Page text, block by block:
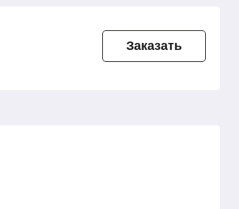
Заказать